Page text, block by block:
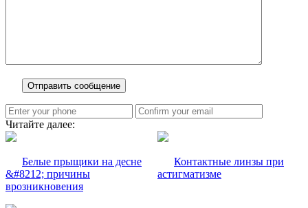
Читайте далее:
Белые прыщики на десне
&#8212; причины
врозникновения
Контактные линзы при
астигматизме